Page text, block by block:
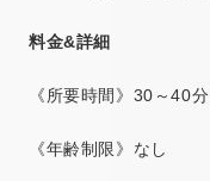
料金&詳細
《所要時間》30～40分
《年齢制限》なし